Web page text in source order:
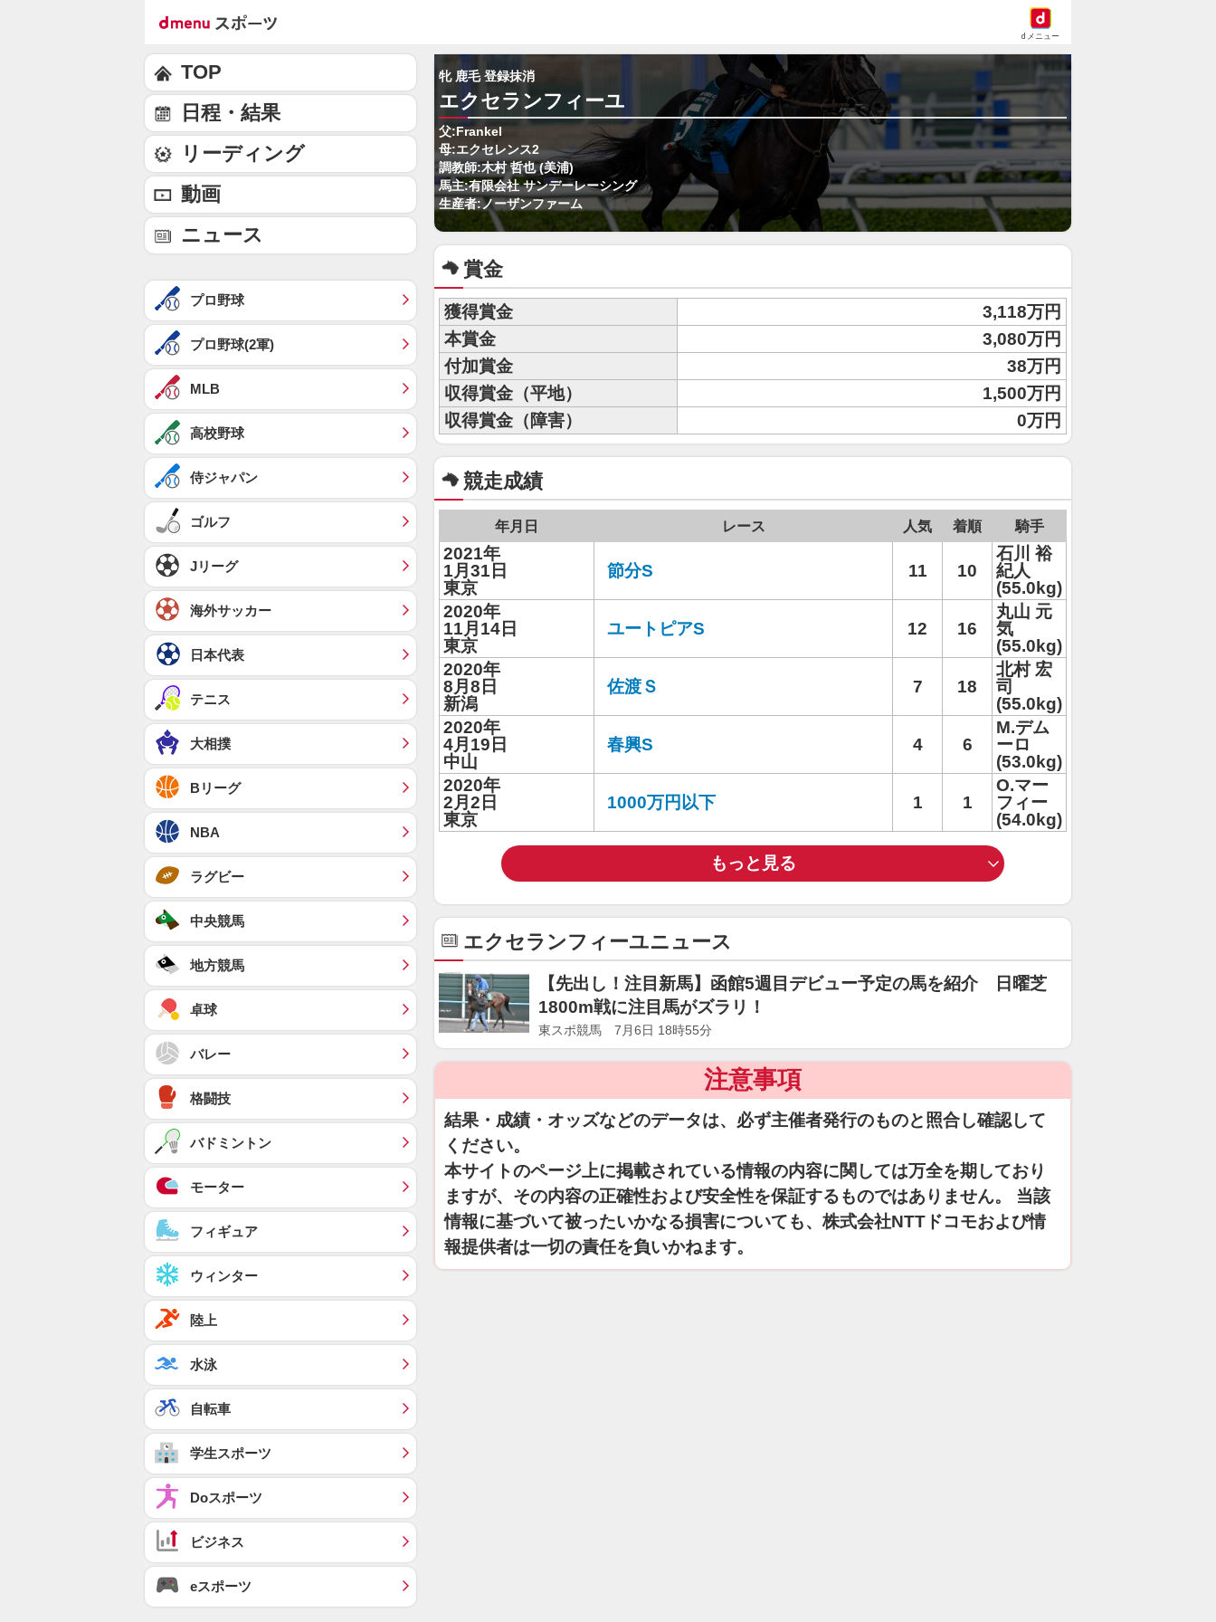
dメニュー
牝 鹿毛 登録抹消
エクセランフィーユ
父:Frankel
母:エクセレンス2
調教師:木村 哲也 (美浦)
馬主:有限会社 サンデーレーシング
生産者:ノーザンファーム
賞金
獲得賞金
3,118万円
本賞金
3,080万円
付加賞金
38万円
収得賞金（平地）
1,500万円
収得賞金（障害）
0万円
競走成績
年月日 レース 人気 着順 騎手
2021年
1月31日
東京
節分S 11 10
石川 裕
紀人
(55.0kg)
2020年
11月14日
東京
ユートピアS 12 16
丸山 元
気
(55.0kg)
2020年
8月8日
新潟
佐渡Ｓ 7 18
北村 宏
司
(55.0kg)
2020年
4月19日
中山
春興S 4 6
M.デム
ーロ
(53.0kg)
2020年
2月2日
東京
1000万円以下 1 1
O.マー
フィー
(54.0kg)
もっと見る
エクセランフィーユニュース
【先出し！注目新馬】函館5週目デビュー予定の馬を紹介 日曜芝
1800m戦に注目馬がズラリ！
東スポ競馬 7月6日 18時55分
注意事項
結果・成績・オッズなどのデータは、必ず主催者発行のものと照合し確認して
ください。
本サイトのページ上に掲載されている情報の内容に関しては万全を期しており
ますが、その内容の正確性および安全性を保証するものではありません。 当該
情報に基づいて被ったいかなる損害についても、株式会社NTTドコモおよび情
報提供者は一切の責任を負いかねます。
TOP
日程・結果
リーディング
動画
ニュース
プロ野球
プロ野球(2軍)
MLB
高校野球
侍ジャパン
ゴルフ
Jリーグ
海外サッカー
日本代表
テニス
大相撲
Bリーグ
NBA
ラグビー
中央競馬
地方競馬
卓球
バレー
格闘技
バドミントン
モーター
フィギュア
ウィンター
陸上
水泳
自転車
学生スポーツ
Doスポーツ
ビジネス
eスポーツ